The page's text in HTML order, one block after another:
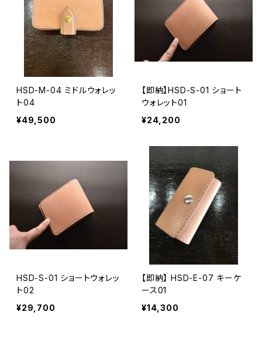
HSD-M-04 ミドルウォレッ
ト04
¥49,500
【即納】HSD-S-01 ショート
ウォレット01
¥24,200
HSD-S-01 ショートウォレッ
ト02
¥29,700
【即納】 HSD-E-07 キーケ
ース01
¥14,300